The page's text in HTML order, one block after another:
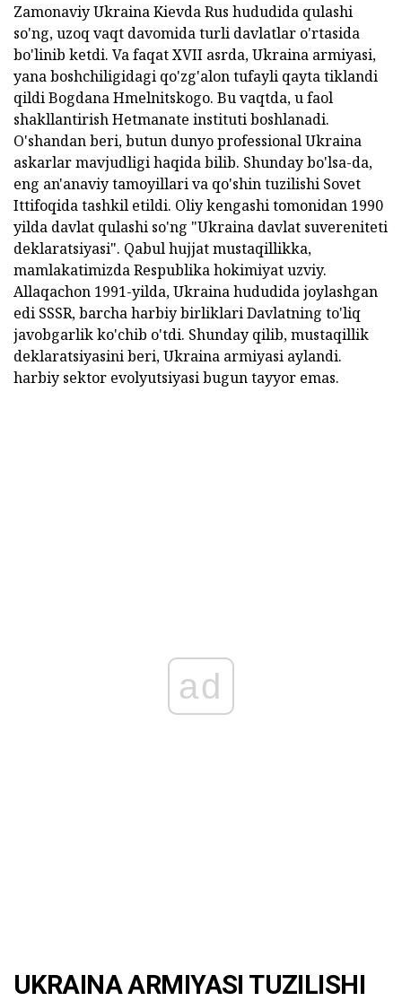
Zamonaviy Ukraina Kievda Rus hududida qulashi
so'ng, uzoq vaqt davomida turli davlatlar o'rtasida
bo'linib ketdi. Va faqat XVII asrda, Ukraina armiyasi,
yana boshchiligidagi qo'zg'alon tufayli qayta tiklandi
qildi Bogdana Hmelnitskogo. Bu vaqtda, u faol
shakllantirish Hetmanate instituti boshlanadi.
O'shandan beri, butun dunyo professional Ukraina
askarlar mavjudligi haqida bilib. Shunday bo'lsa-da,
eng an'anaviy tamoyillari va qo'shin tuzilishi Sovet
Ittifoqida tashkil etildi. Oliy kengashi tomonidan 1990
yilda davlat qulashi so'ng "Ukraina davlat suvereniteti
deklaratsiyasi". Qabul hujjat mustaqillikka,
mamlakatimizda Respublika hokimiyat uzviy.
Allaqachon 1991-yilda, Ukraina hududida joylashgan
edi SSSR, barcha harbiy birliklari Davlatning to'liq
javobgarlik ko'chib o'tdi. Shunday qilib, mustaqillik
deklaratsiyasini beri, Ukraina armiyasi aylandi.
harbiy sektor evolyutsiyasi bugun tayyor emas.
ad
UKRAINA ARMIYASI TUZILISHI